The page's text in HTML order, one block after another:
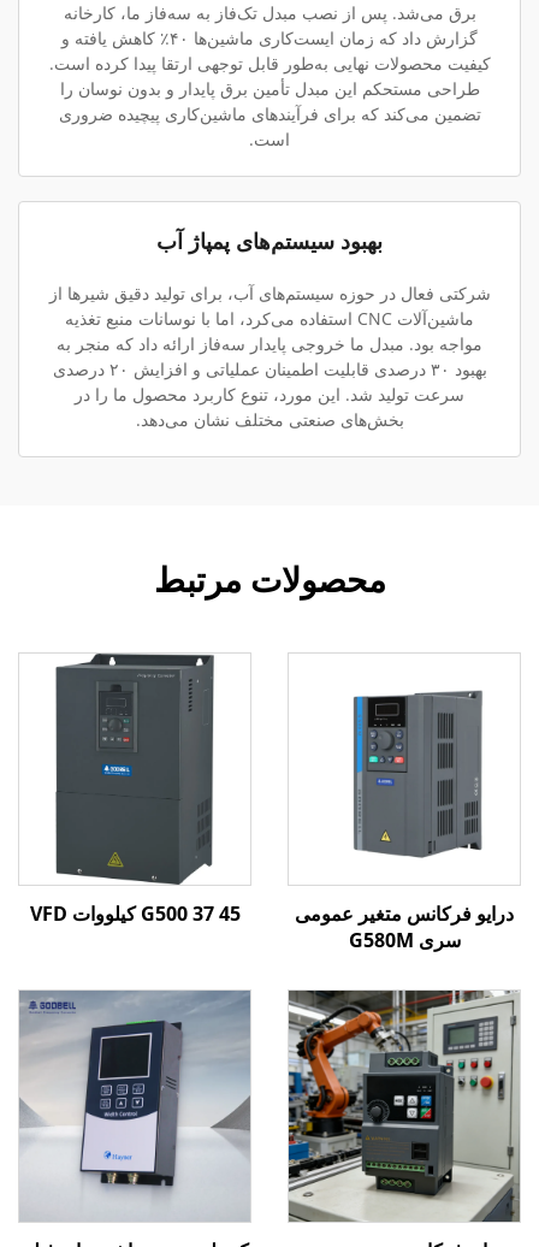
برق می‌شد. پس از نصب مبدل تک‌فاز به سه‌فاز ما، کارخانه
گزارش داد که زمان ایست‌کاری ماشین‌ها ۴۰٪ کاهش یافته و
کیفیت محصولات نهایی به‌طور قابل توجهی ارتقا پیدا کرده است.
طراحی مستحکم این مبدل تأمین برق پایدار و بدون نوسان را
تضمین می‌کند که برای فرآیندهای ماشین‌کاری پیچیده ضروری
است.
بهبود سیستم‌های پمپاژ آب
شرکتی فعال در حوزه سیستم‌های آب، برای تولید دقیق شیرها از
ماشین‌آلات CNC استفاده می‌کرد، اما با نوسانات منبع تغذیه
مواجه بود. مبدل ما خروجی پایدار سه‌فاز ارائه داد که منجر به
بهبود ۳۰ درصدی قابلیت اطمینان عملیاتی و افزایش ۲۰ درصدی
سرعت تولید شد. این مورد، تنوع کاربرد محصول ما را در
بخش‌های صنعتی مختلف نشان می‌دهد.
محصولات مرتبط
درایو فرکانس متغیر عمومی
سری G580M
G500 37 45 کیلووات VFD